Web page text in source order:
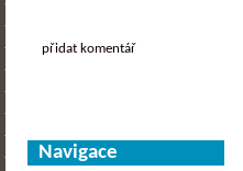
přidat komentář
Navigace